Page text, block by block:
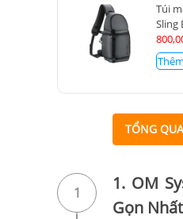
Túi
Sling
1
TỔNG
1. OM
Gọn